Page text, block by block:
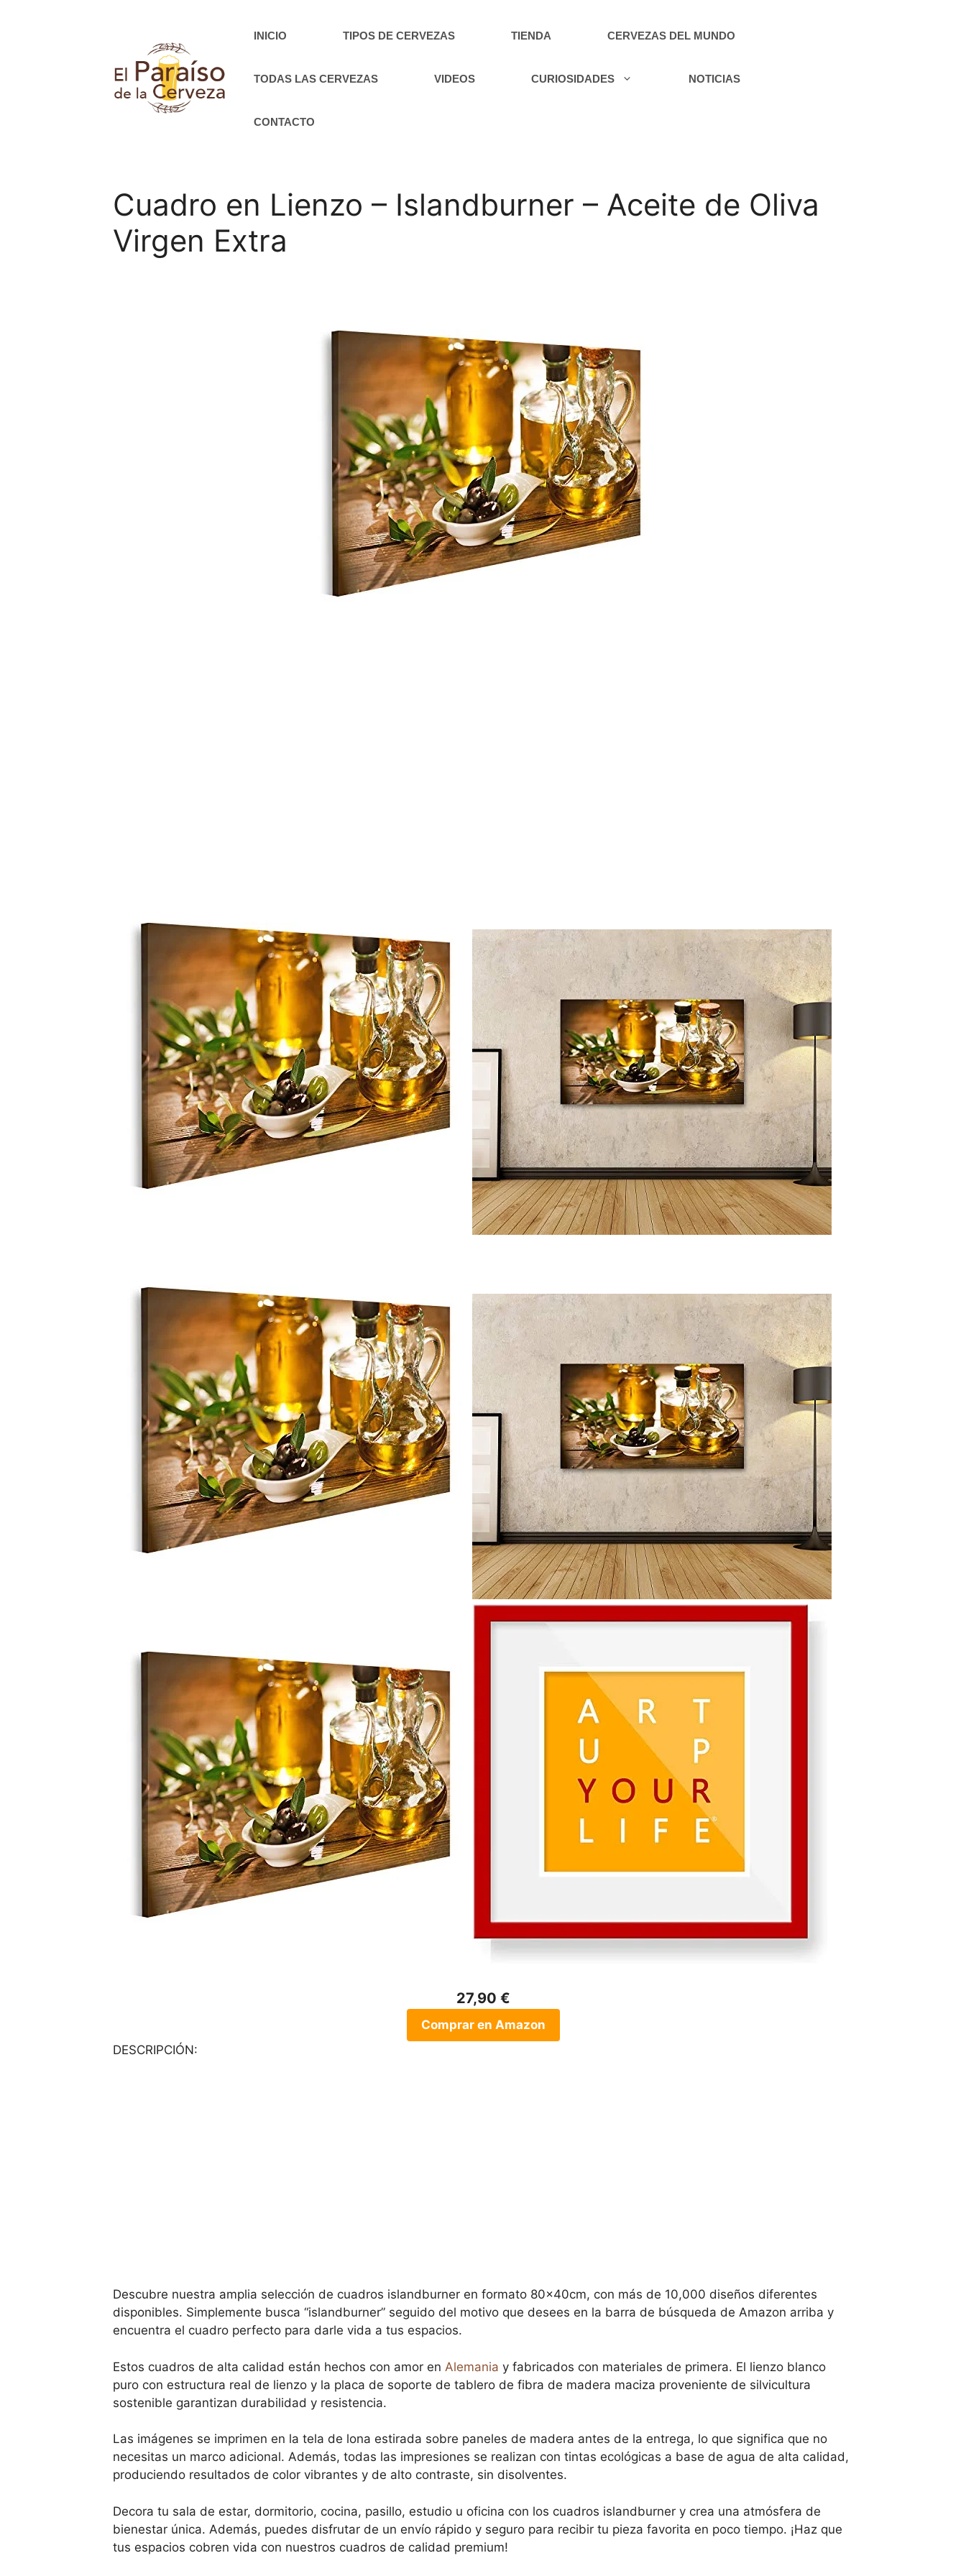
INICIO TIPOS DE CERVEZAS TIENDA CERVEZAS DEL MUNDO
TODAS LAS CERVEZAS VIDEOS CURIOSIDADES NOTICIAS
CONTACTO
Cuadro en Lienzo – Islandburner – Aceite de Oliva
Virgen Extra
27,90 €
Comprar en Amazon
DESCRIPCIÓN:
Descubre nuestra amplia selección de cuadros islandburner en formato 80x40cm, con más de 10,000 diseños diferentes
disponibles. Simplemente busca “islandburner” seguido del motivo que desees en la barra de búsqueda de Amazon arriba y
encuentra el cuadro perfecto para darle vida a tus espacios.
Estos cuadros de alta calidad están hechos con amor en Alemania y fabricados con materiales de primera. El lienzo blanco
puro con estructura real de lienzo y la placa de soporte de tablero de fibra de madera maciza proveniente de silvicultura
sostenible garantizan durabilidad y resistencia.
Las imágenes se imprimen en la tela de lona estirada sobre paneles de madera antes de la entrega, lo que significa que no
necesitas un marco adicional. Además, todas las impresiones se realizan con tintas ecológicas a base de agua de alta calidad,
produciendo resultados de color vibrantes y de alto contraste, sin disolventes.
Decora tu sala de estar, dormitorio, cocina, pasillo, estudio u oficina con los cuadros islandburner y crea una atmósfera de
bienestar única. Además, puedes disfrutar de un envío rápido y seguro para recibir tu pieza favorita en poco tiempo. ¡Haz que
tus espacios cobren vida con nuestros cuadros de calidad premium!